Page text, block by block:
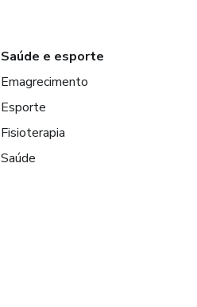
Saúde e esporte
Emagrecimento
Esporte
Fisioterapia
Saúde